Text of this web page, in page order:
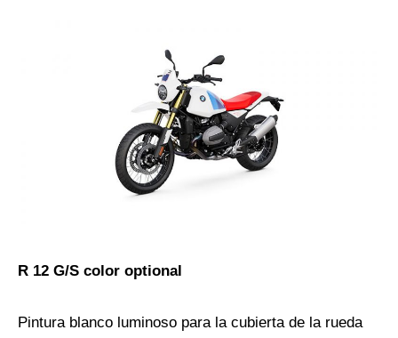
R 12 G/S color optional
Pintura blanco luminoso para la cubierta de la rueda